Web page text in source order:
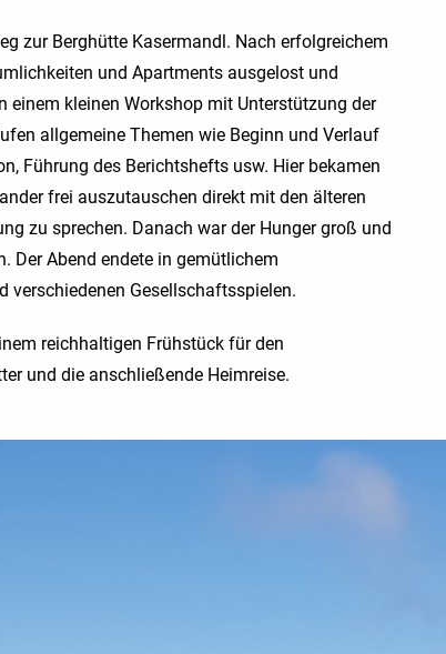
zur Berghütte Kasermandl. Nach erfolgreichem
und Apartments ausgelost und
einem kleinen Workshop mit Unterstützung der
allgemeine Themen wie Beginn und Verlauf
Führung des Berichtshefts usw. Hier bekamen
frei auszutauschen direkt mit den älteren
zu sprechen. Danach war der Hunger groß und
Der Abend endete in gemütlichem
verschiedenen Gesellschaftsspielen.
reichhaltigen Frühstück für den
und die anschließende Heimreise.